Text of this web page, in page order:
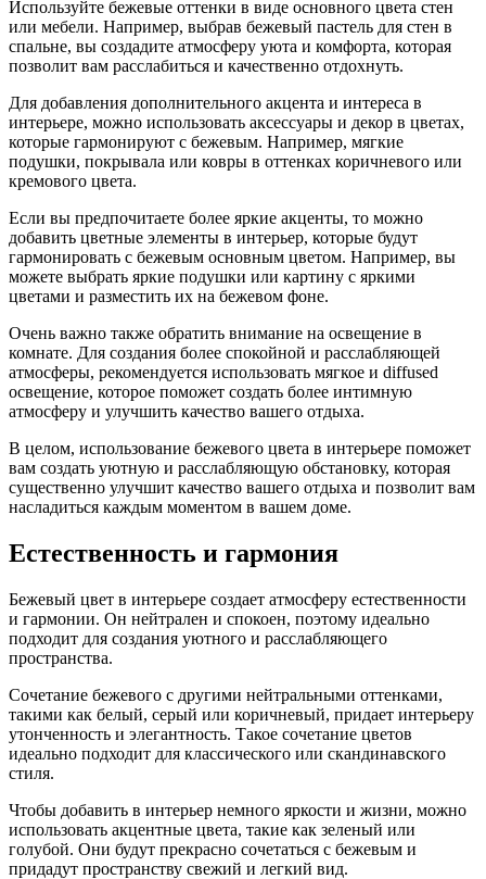
Используйте бежевые оттенки в виде основного цвета стен
или мебели. Например, выбрав бежевый пастель для стен в
спальне, вы создадите атмосферу уюта и комфорта, которая
позволит вам расслабиться и качественно отдохнуть.
Для добавления дополнительного акцента и интереса в
интерьере, можно использовать аксессуары и декор в цветах,
которые гармонируют с бежевым. Например, мягкие
подушки, покрывала или ковры в оттенках коричневого или
кремового цвета.
Если вы предпочитаете более яркие акценты, то можно
добавить цветные элементы в интерьер, которые будут
гармонировать с бежевым основным цветом. Например, вы
можете выбрать яркие подушки или картину с яркими
цветами и разместить их на бежевом фоне.
Очень важно также обратить внимание на освещение в
комнате. Для создания более спокойной и расслабляющей
атмосферы, рекомендуется использовать мягкое и diffused
освещение, которое поможет создать более интимную
атмосферу и улучшить качество вашего отдыха.
В целом, использование бежевого цвета в интерьере поможет
вам создать уютную и расслабляющую обстановку, которая
существенно улучшит качество вашего отдыха и позволит вам
насладиться каждым моментом в вашем доме.
Естественность и гармония
Бежевый цвет в интерьере создает атмосферу естественности
и гармонии. Он нейтрален и спокоен, поэтому идеально
подходит для создания уютного и расслабляющего
пространства.
Сочетание бежевого с другими нейтральными оттенками,
такими как белый, серый или коричневый, придает интерьеру
утонченность и элегантность. Такое сочетание цветов
идеально подходит для классического или скандинавского
стиля.
Чтобы добавить в интерьер немного яркости и жизни, можно
использовать акцентные цвета, такие как зеленый или
голубой. Они будут прекрасно сочетаться с бежевым и
придадут пространству свежий и легкий вид.